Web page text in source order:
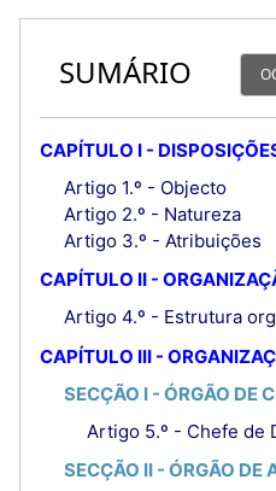
SUMÁRIO
CAPÍTULO I -
Artigo 1.º - Objecto
Artigo 2.º - Natureza
Artigo 3.º - Atribuições
CAPÍTULO II -
Artigo 4.º - Estrutura
CAPÍTULO III -
SECÇÃO I - ÓRGÃO DE
Artigo 5.º - Chefe de
SECÇÃO II - ÓRGÃO DE